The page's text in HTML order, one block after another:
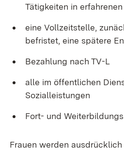
Tätigkeiten in erfahrenen
eine Vollzeitstelle,
befristet, eine spätere
Bezahlung nach TV-L
alle im öffentlichen
Sozialleistungen
Fort- und
Frauen werden